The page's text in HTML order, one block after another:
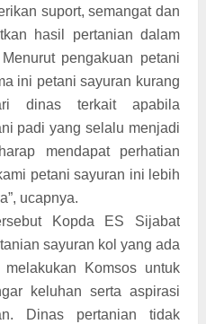
suport, semangat dan
hasil pertanian dalam
pengakuan petani
ini petani sayuran kurang
dinas terkait apabila
padi yang selalu menjadi
mendapat perhatian
petani sayuran ini lebih
ucapnya.
Kopda ES Sijabat
sayuran kol yang ada
Komsos untuk
keluhan serta aspirasi
Dinas pertanian tidak